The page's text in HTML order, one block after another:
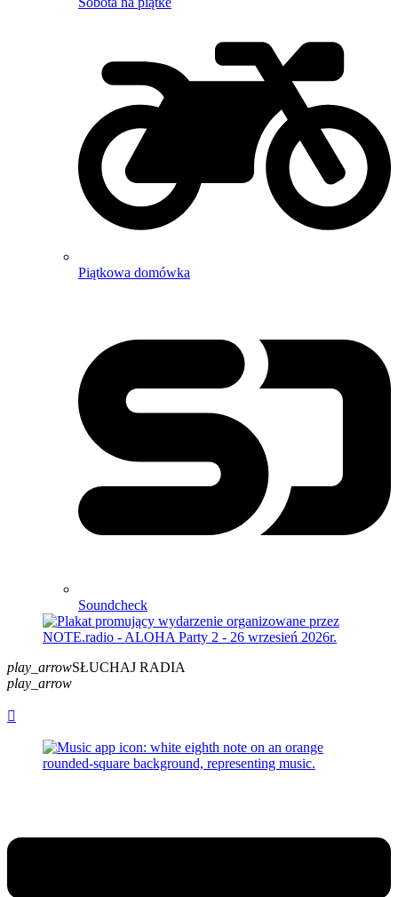
Piątkowa domówka
Soundcheck
play_arrowSŁUCHAJ RADIA
play_arrow